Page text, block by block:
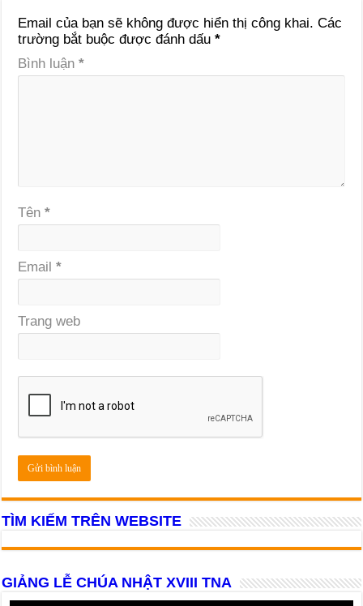
Email của bạn sẽ không được hiển thị công khai. Các
trường bắt buộc được đánh dấu*
Bình luận*
Tên*
Email*
Trang web
TÌM KIẾM TRÊN WEBSITE
GIẢNG LỄ CHÚA NHẬT XVIII TNA